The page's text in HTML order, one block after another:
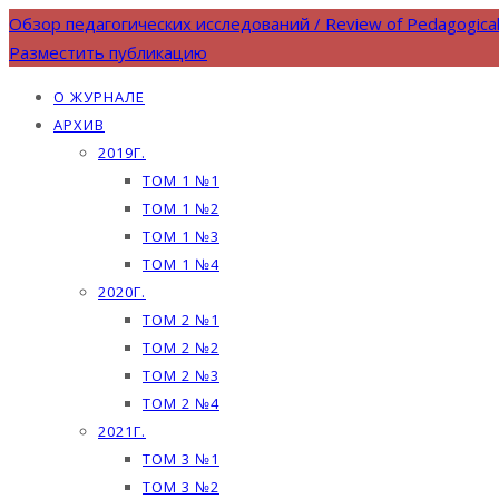
Обзор педагогических исследований / Review of
Разместить публикацию
О ЖУРНАЛЕ
АРХИВ
2019Г.
ТОМ 1 №1
ТОМ 1 №2
ТОМ 1 №3
ТОМ 1 №4
2020Г.
ТОМ 2 №1
ТОМ 2 №2
ТОМ 2 №3
ТОМ 2 №4
2021Г.
ТОМ 3 №1
ТОМ 3 №2